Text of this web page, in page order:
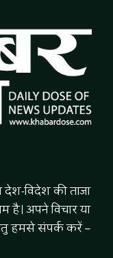
देश-विदेश की ताजा
है। अपने विचार या
हमसे संपर्क करें –